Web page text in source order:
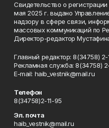
Свидетельство о
мая 2025 г. выдано
надзору в сфере связи,
массовых коммуникаций по
Директор-редактор
Главный редактор: 8(34758) 2-
Рекламная служба: 8(34758)
Е-mаil: haib_vestnik@mail.ru
Телефон
8(34758)2-11-95
Эл. почта
haib_vestnik@mail.ru